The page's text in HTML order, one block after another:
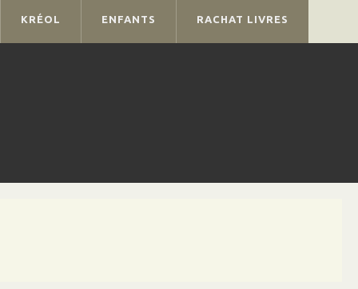
KRÉOL ENFANTS RACHAT LIVRES